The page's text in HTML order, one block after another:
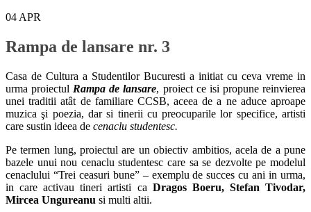
04 APR
Rampa de lansare nr. 3
Casa de Cultura a Studentilor Bucuresti a initiat cu ceva vreme in
urma proiectul Rampa de lansare, proiect ce isi propune reinvierea
unei traditii atât de familiare CCSB, aceea de a ne aduce aproape
muzica şi poezia, dar si tinerii cu preocuparile lor specifice, artisti
care sustin ideea de cenaclu studentesc.
Pe termen lung, proiectul are un obiectiv ambitios, acela de a pune
bazele unui nou cenaclu studentesc care sa se dezvolte pe modelul
cenaclului “Trei ceasuri bune” – exemplu de succes cu ani in urma,
in care activau tineri artisti ca Dragos Boeru, Stefan Tivodar,
Mircea Ungureanu si multi altii.